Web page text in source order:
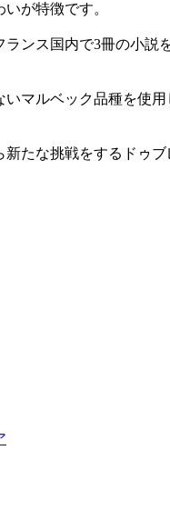
が特徴です。
ンス国内で3冊の小
マルベック品種を使
たな挑戦をするドゥ